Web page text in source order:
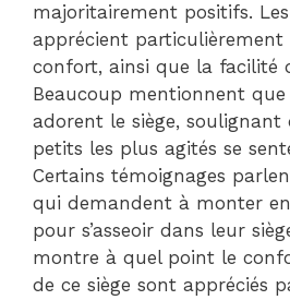
majoritairement positifs.
apprécient particulièrement
confort, ainsi que la facilité
Beaucoup mentionnent
adorent le siège, soulignant
petits les plus agités se
Certains témoignages
qui demandent à monter
pour s’asseoir dans leur
montre à quel point le
de ce siège sont appréciés